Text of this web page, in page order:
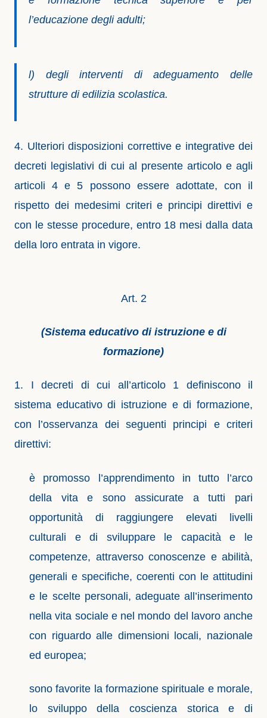
l’educazione degli adulti;
l) degli interventi di adeguamento delle
strutture di edilizia scolastica.
4. Ulteriori disposizioni correttive e integrative dei
decreti legislativi di cui al presente articolo e agli
articoli 4 e 5 possono essere adottate, con il
rispetto dei medesimi criteri e principi direttivi e
con le stesse procedure, entro 18 mesi dalla data
della loro entrata in vigore.
Art. 2
(Sistema educativo di istruzione e di
formazione)
1. I decreti di cui all’articolo 1 definiscono il
sistema educativo di istruzione e di formazione,
con l’osservanza dei seguenti principi e criteri
direttivi:
è promosso l’apprendimento in tutto l’arco
della vita e sono assicurate a tutti pari
opportunità di raggiungere elevati livelli
culturali e di sviluppare le capacità e le
competenze, attraverso conoscenze e abilità,
generali e specifiche, coerenti con le attitudini
e le scelte personali, adeguate all’inserimento
nella vita sociale e nel mondo del lavoro anche
con riguardo alle dimensioni locali, nazionale
ed europea;
sono favorite la formazione spirituale e morale,
lo sviluppo della coscienza storica e di